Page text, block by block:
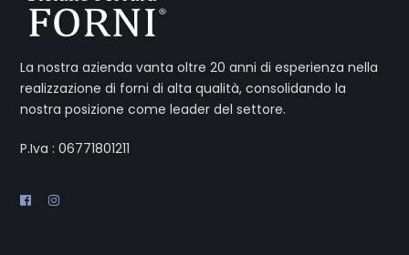
La nostra azienda vanta oltre 20 anni di esperienza nella
realizzazione di forni di alta qualità, consolidando la
nostra posizione come leader del settore.
P.Iva : 06771801211